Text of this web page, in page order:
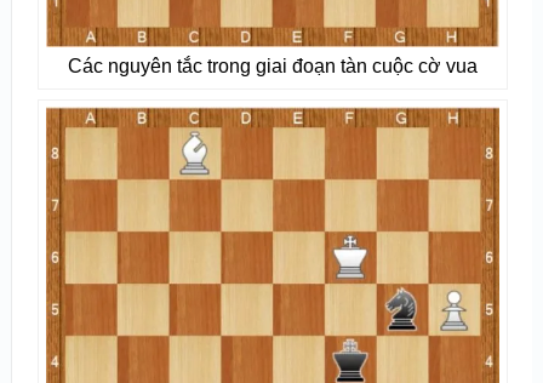
Các nguyên tắc trong giai đoạn tàn cuộc cờ vua